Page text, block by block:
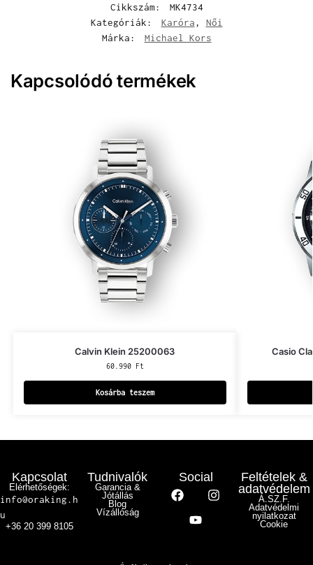
Cikkszám:
MK4734
Kategóriák:
Karóra, Női
Márka:
Michael Kors
Kapcsolódó termékek
Calvin Klein 25200063
60.990 Ft
Kosárba teszem
Casio
Kapcsolat
Elérhetőségek:
info@oraking.h
u
+36 20 399 8105
Tudnivalók
Garancia &
Jótállás
Blog
Vízállóság
Social
Feltételek &
adatvédelem
Á.SZ.F.
Adatvédelmi
nyilatkozat
Cookie